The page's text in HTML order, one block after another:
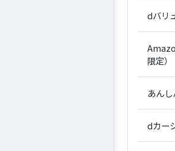
dバリ
限定）
あん
dカー